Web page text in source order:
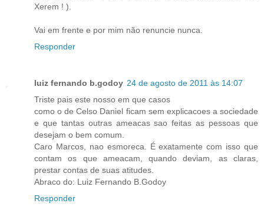
Xerem ! ).
Vai em frente e por mim não renuncie nunca.
Responder
luiz fernando b.godoy 24 de agosto de 2011 às 14:07
Triste pais este nosso em que casos
como o de Celso Daniel ficam sem explicacoes a sociedade
e que tantas outras ameacas sao feitas as pessoas que
desejam o bem comum.
Caro Marcos, nao esmoreca. É exatamente com isso que
contam os que ameacam, quando deviam, as claras,
prestar contas de suas atitudes.
Abraco do: Luiz Fernando B.Godoy
Responder